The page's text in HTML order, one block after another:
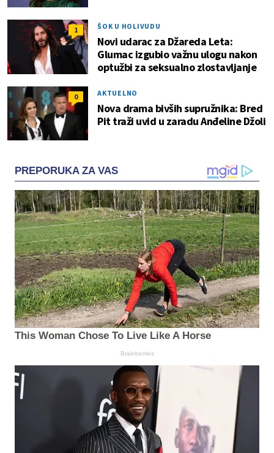
1 ŠOK U HOLIVUDU
Novi udarac za Džareda Leta:
Glumac izgubio važnu ulogu nakon
optužbi za seksualno zlostavljanje
0 AKTUELNO
Nova drama bivših supružnika: Bred
Pit traži uvid u zaradu Anđeline Džoli
PREPORUKA ZA VAS
This Woman Chose To Live Like A Horse
Brainberries